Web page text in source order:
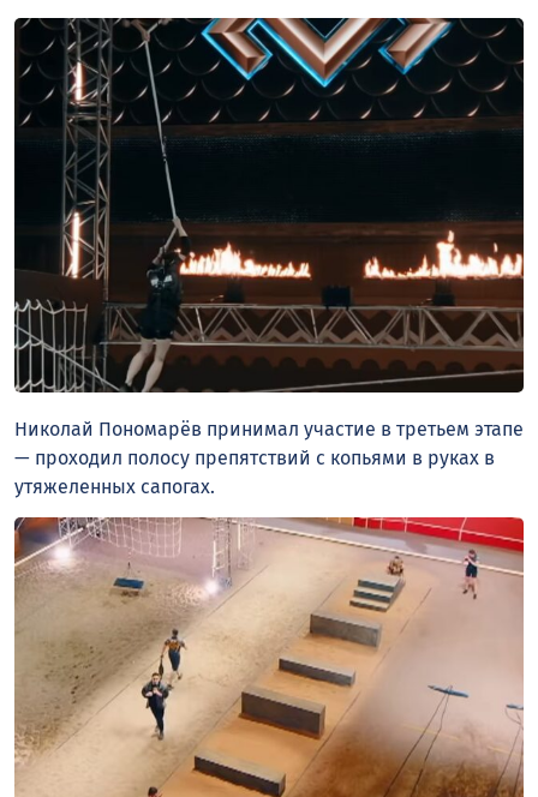
Николай Пономарёв принимал участие в третьем этапе
— проходил полосу препятствий с копьями в руках в
утяжеленных сапогах.